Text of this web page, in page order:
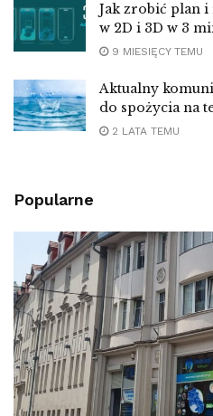
Jak zrobić plan
w 2D i 3D w 3
9 MIESIĘCY TEMU
Aktualny
do spożycia na
2 LATA TEMU
Popularne